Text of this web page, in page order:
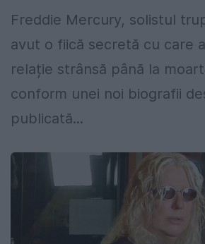
Freddie Mercury, solistul
avut o fiică secretă cu care
relație strânsă până la
conform unei noi biografii
publicată...